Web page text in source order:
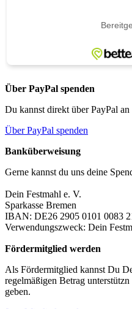
Über PayPal spenden
Du kannst direkt über PayPal
Über PayPal spenden
Banküberweisung
Gerne kannst du uns deine
Dein Festmahl e. V.
Sparkasse Bremen
IBAN: DE26 2905 0101 0083
Verwendungszweck: Dein
Fördermitglied werden
Als Fördermitglied kannst Du
regelmäßigen Betrag
geben.